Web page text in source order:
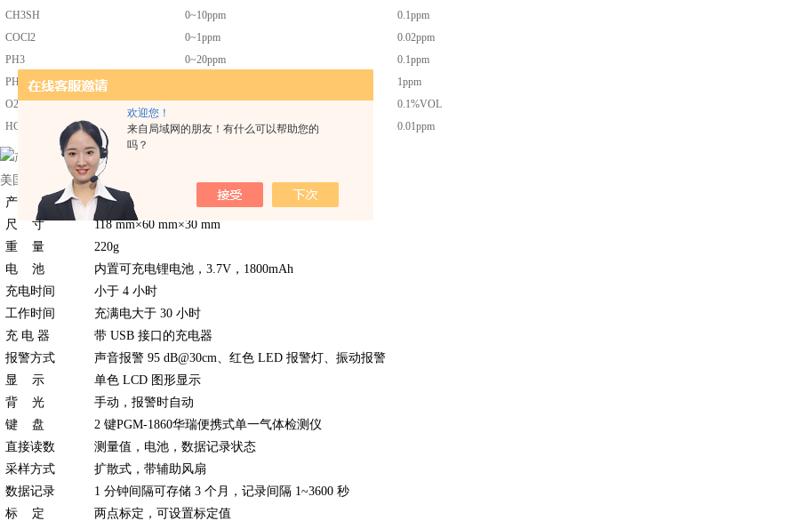
欢迎您！
来自局域网的朋友！有什么可以帮助您的
吗？
CH3SH
0~10ppm
0.1ppm
COCl2
0~1ppm
0.02ppm
PH3
0~20ppm
0.1ppm
PH3
1ppm
O2
0~30%VOL
0.1%VOL
HCHO
0~10ppm 0.01ppm
美国华瑞气体检测仪
技术参数：
产品类型
扩散式电化学有毒气体检测仪，带数据存储
尺 寸
118 mm×60 mm×30 mm
重 量
220g
电 池
内置可充电锂电池，3.7V，1800mAh
充电时间
小于 4 小时
工作时间
充满电大于 30 小时
充 电 器
带 USB 接口的充电器
报警方式
声音报警 95 dB@30cm、红色 LED 报警灯、振动报警
显 示
单色 LCD 图形显示
背 光
手动，报警时自动
键 盘
2 键PGM-1860华瑞便携式单一气体检测仪
直接读数
测量值，电池，数据记录状态
采样方式
扩散式，带辅助风扇
数据记录
1 分钟间隔可存储 3 个月，记录间隔 1~3600 秒
标 定
两点标定，可设置标定值